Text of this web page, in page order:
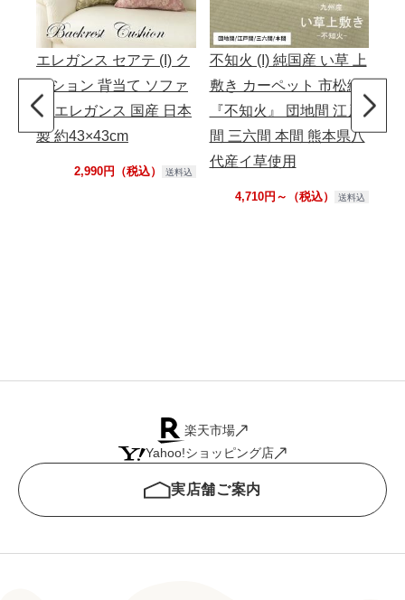
エレガンス セアテ (I) ク
ッション 背当て ソファ
ー エレガンス 国産 日本
製 約43×43cm
2,990円（税込） 送料込
不知火 (I) 純国産 い草 上
敷き カーペット 市松織
『不知火』 団地間 江戸
間 三六間 本間 熊本県八
代産イ草使用
4,710円～（税込） 送料込
ッ
楽天市場
Yahoo!ショッピング店
実店舗ご案内